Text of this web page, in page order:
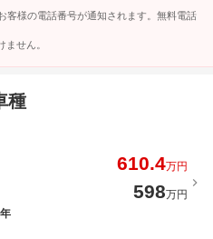
様の電話番号が通知されます。無料電話
せん。
種
610.4万円
598万円